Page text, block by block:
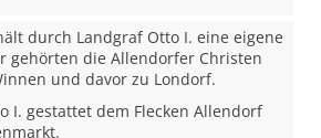
durch Landgraf Otto I. eine eigene
gehörten die Allendorfer Christen
und davor zu Londorf.
I. gestattet dem Flecken Allendorf